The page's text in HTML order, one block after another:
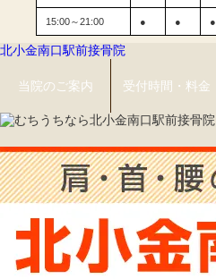
15:00～21:00 ● ● ●
北小金南口駅前接骨院
当院のご案内 受付時間・料金